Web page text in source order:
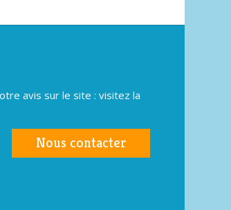
avis sur le site : visitez la
Nous contacter